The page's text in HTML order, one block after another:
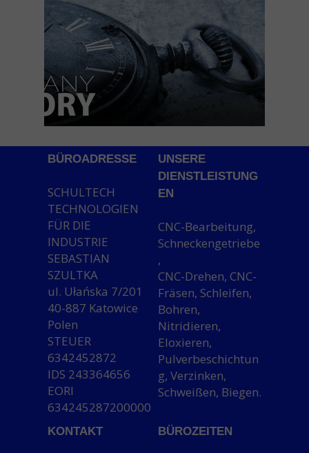
UNSERE
DIENSTLEISTUNG
EN
CNC-Bearbeitung,
Schneckengetriebe
,
CNC-Drehen, CNC-
Fräsen, Schleifen,
Bohren,
Nitridieren,
Eloxieren,
Pulverbeschichtun
g, Verzinken,
Schweißen, Biegen.
BÜROZEITEN
BÜROADRESSE
SCHULTECH
TECHNOLOGIEN
FÜR DIE
INDUSTRIE
SEBASTIAN
SZULTKA
ul. Ułańska 7/201
40-887 Katowice
Polen
STEUER
6342452872
IDS 243364656
EORI
634245287200000
KONTAKT